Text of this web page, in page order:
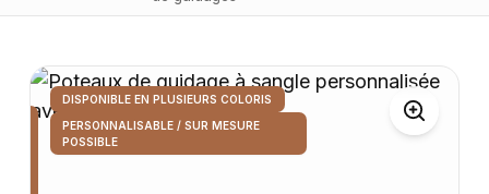
DISPONIBLE EN PLUSIEURS COLORIS
PERSONNALISABLE / SUR MESURE
POSSIBLE